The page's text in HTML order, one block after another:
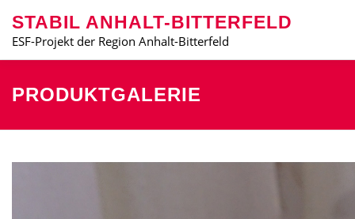
Inhalt
springen
STABIL ANHALT-BITTERFELD
ESF-Projekt der Region Anhalt-Bitterfeld
DAS PROJEKT STABIL BLOG
PRODUKTGALERIE